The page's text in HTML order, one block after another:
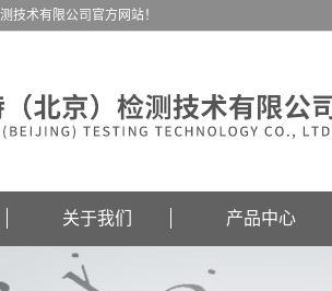
技术有限公司官方网站！
关于我们 产品中心